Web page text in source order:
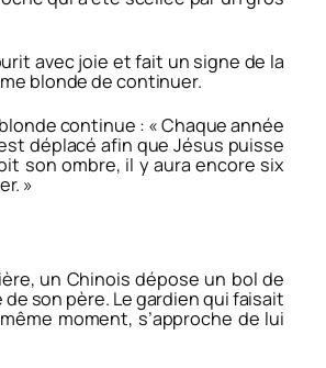
avec joie et fait un signe de la
blonde de continuer.
continue : « Chaque année
déplacé afin que Jésus puisse
son ombre, il y aura encore six
»
un Chinois dépose un bol de
de son père. Le gardien qui faisait
moment, s’approche de lui